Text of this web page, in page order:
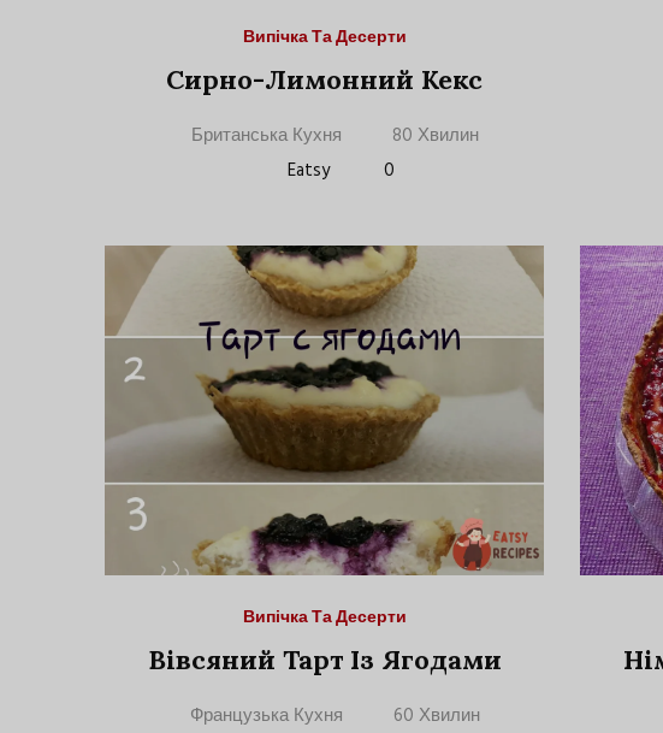
Випічка Та Десерти
Сирно-Лимонний Кекс
Британська Кухня
80 Хвилин
Eatsy
0
Випічка Та Десерти
Вівсяний Тарт Із Ягодами
Французька Кухня
60 Хвилин